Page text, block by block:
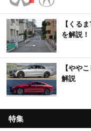
【くる
を解説！
【やや
解説
特集